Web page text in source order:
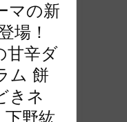
マの新
場！
甘辛ダ
ム 餅
きネ
下野紘